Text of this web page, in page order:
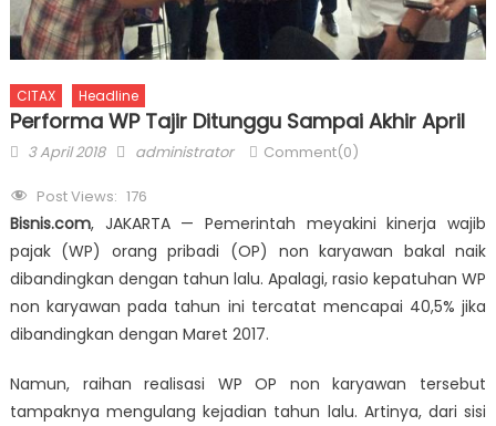
CITAX Headline
Performa WP Tajir Ditunggu Sampai Akhir April
Posted on
3 April 2018 Author
administrator Comment(0)
Post Views: 176
Bisnis.com, JAKARTA — Pemerintah meyakini kinerja wajib
pajak (WP) orang pribadi (OP) non karyawan bakal naik
dibandingkan dengan tahun lalu. Apalagi, rasio kepatuhan WP
non karyawan pada tahun ini tercatat mencapai 40,5% jika
dibandingkan dengan Maret 2017.
Namun, raihan realisasi WP OP non karyawan tersebut
tampaknya mengulang kejadian tahun lalu. Artinya, dari sisi